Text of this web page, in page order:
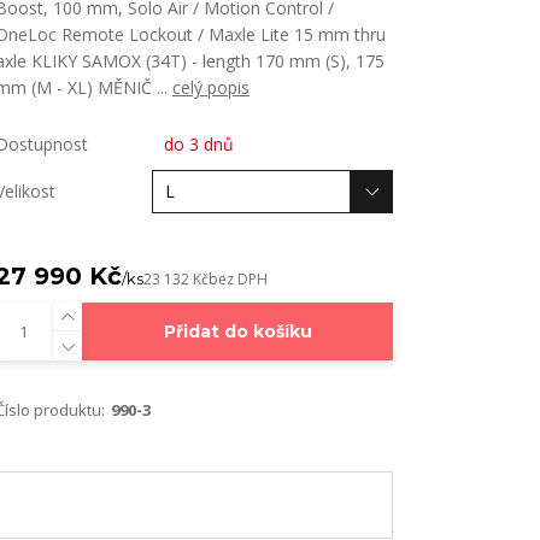
100 mm, Solo Air / Motion Control /
Remote Lockout / Maxle Lite 15 mm thru
KLIKY SAMOX (34T) - length 170 mm (S), 175
(M - XL) MĚNIČ ... celý popis
do 3 dnů
990 Kč/ks23 132 Kčbez DPH
Přidat do košíku
produktu: 990-3